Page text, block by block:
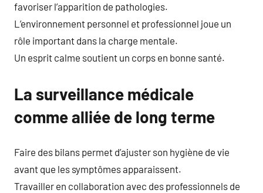
favoriser l’apparition de pathologies.
L’environnement personnel et professionnel joue un
rôle important dans la charge mentale.
Un esprit calme soutient un corps en bonne santé.
La surveillance médicale
comme alliée de long terme
Faire des bilans permet d’ajuster son hygiène de vie
avant que les symptômes apparaissent.
Travailler en collaboration avec des professionnels de